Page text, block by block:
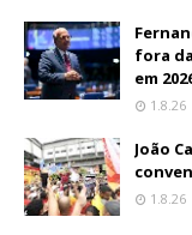
fora
em
1.8.26
João
1.8.26